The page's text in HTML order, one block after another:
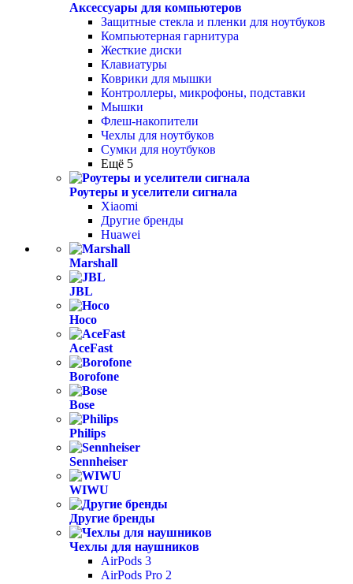
Аксессуары для компьютеров
Защитные стекла и пленки для ноутбуков
Компьютерная гарнитура
Жесткие диски
Клавиатуры
Коврики для мышки
Контроллеры, микрофоны, подставки
Мышки
Флеш-накопители
Чехлы для ноутбуков
Сумки для ноутбуков
Ещё 5
Роутеры и уселители сигнала
Xiaomi
Другие бренды
Huawei
Marshall
JBL
Hoco
AceFast
Borofone
Bose
Philips
Sennheiser
WIWU
Другие бренды
Чехлы для наушников
AirPods 3
AirPods Pro 2